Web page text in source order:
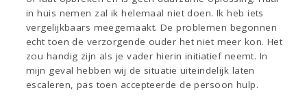
in huis nemen zal ik helemaal niet doen. Ik heb iets
vergelijkbaars meegemaakt. De problemen begonnen
echt toen de verzorgende ouder het niet meer kon. Het
zou handig zijn als je vader hierin initiatief neemt. In
mijn geval hebben wij de situatie uiteindelijk laten
escaleren, pas toen accepteerde de persoon hulp.